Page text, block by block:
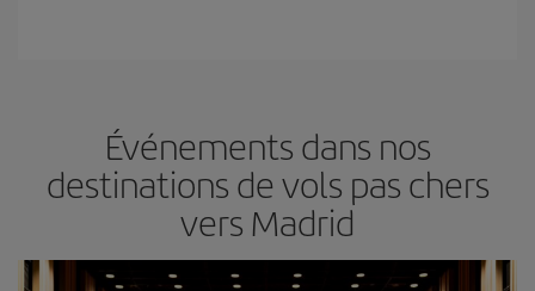
Événements dans nos
destinations de vols pas chers
vers Madrid